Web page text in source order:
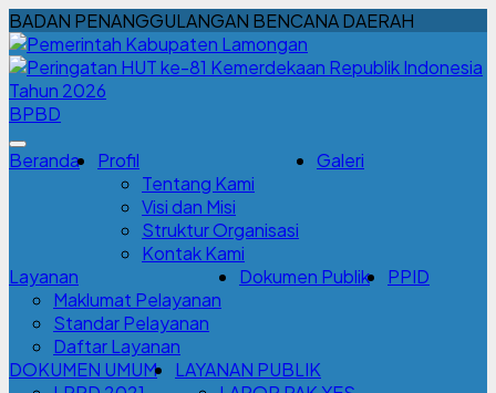
BADAN PENANGGULANGAN BENCANA DAERAH
BPBD
Beranda
Profil
Tentang Kami
Visi dan Misi
Struktur Organisasi
Kontak Kami
Galeri
Layanan
Maklumat Pelayanan
Standar Pelayanan
Daftar Layanan
Dokumen Publik PPID
DOKUMEN UMUM
LAYANAN PUBLIK